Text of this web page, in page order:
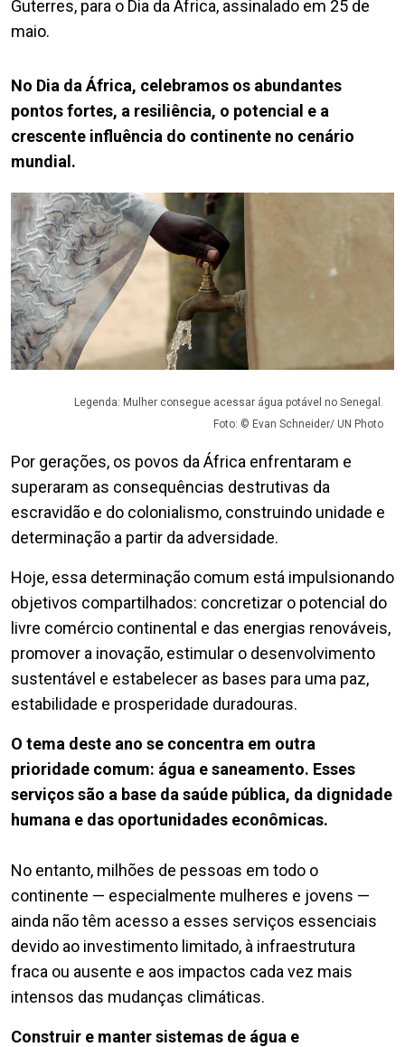
Guterres, para o Dia da Africa, assinalado em 25 de
maio.
No Dia da África, celebramos os abundantes
pontos fortes, a resiliência, o potencial e a
crescente influência do continente no cenário
mundial.
Legenda: Mulher consegue acessar água potável no Senegal.
Foto: © Evan Schneider/ UN Photo
Por gerações, os povos da África enfrentaram e
superaram as consequências destrutivas da
escravidão e do colonialismo, construindo unidade e
determinação a partir da adversidade.
Hoje, essa determinação comum está impulsionando
objetivos compartilhados: concretizar o potencial do
livre comércio continental e das energias renováveis,
promover a inovação, estimular o desenvolvimento
sustentável e estabelecer as bases para uma paz,
estabilidade e prosperidade duradouras.
O tema deste ano se concentra em outra
prioridade comum: água e saneamento. Esses
serviços são a base da saúde pública, da dignidade
humana e das oportunidades econômicas.
No entanto, milhões de pessoas em todo o
continente — especialmente mulheres e jovens —
ainda não têm acesso a esses serviços essenciais
devido ao investimento limitado, à infraestrutura
fraca ou ausente e aos impactos cada vez mais
intensos das mudanças climáticas.
Construir e manter sistemas de água e